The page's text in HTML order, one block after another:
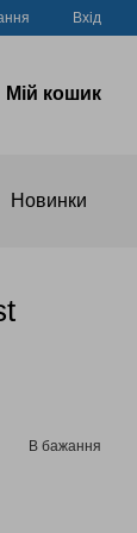
Вхід
Мій кошик
Новинки
В бажання